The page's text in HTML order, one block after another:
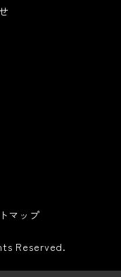
マップ
Reserved.